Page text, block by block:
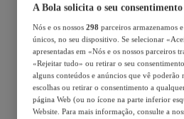
A Bola solicita o seu
Nós e os nossos 298 parceiros armazenamos
únicos, no seu dispositivo. Se selecionar
apresentadas em «Nós e os nossos parceiros
«Rejeitar tudo» ou retirar o seu
alguns conteúdos e anúncios que vê poderão
escolhas ou retirar o consentimento a
página Web (ou no ícone na parte inferior
Website. Para mais informação, consulte a